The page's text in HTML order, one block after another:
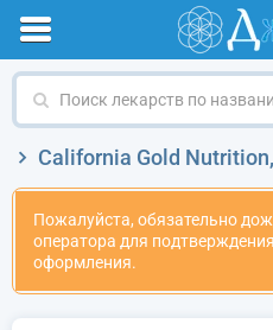
Поиск
названию
California Gold
Пожалуйста, обязательно
оператора для
оформления.